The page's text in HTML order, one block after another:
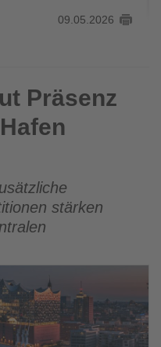
09.05.2026
Hafen deutlich aus
Präsenz
stärken